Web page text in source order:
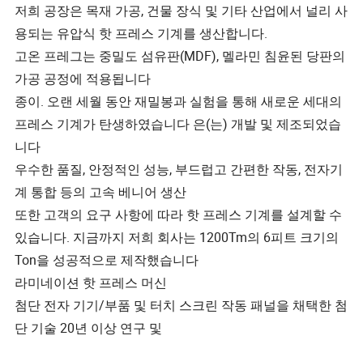
저희 공장은 목재 가공, 건물 장식 및 기타 산업에서 널리 사
용되는 유압식 핫 프레스 기계를 생산합니다.
고온 프레그는 중밀도 섬유판(MDF), 멜라민 침윤된 당판의
가공 공정에 적용됩니다
종이. 오랜 세월 동안 재밀봉과 실험을 통해 새로운 세대의
프레스 기계가 탄생하였습니다 은(는) 개발 및 제조되었습
니다
우수한 품질, 안정적인 성능, 부드럽고 간편한 작동, 전자기
계 통합 등의 고속 베니어 생산
또한 고객의 요구 사항에 따라 핫 프레스 기계를 설계할 수
있습니다. 지금까지 저희 회사는 1200Tm의 6피트 크기의
Ton을 성공적으로 제작했습니다
라미네이션 핫 프레스 머신
첨단 전자 기기/부품 및 터치 스크린 작동 패널을 채택한 첨
단 기술 20년 이상 연구 및